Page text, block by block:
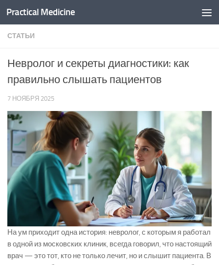
Перейти к содержимому
Practical Medicine
СТАТЬИ
Невролог и секреты диагностики: как
правильно слышать пациентов
7 НОЯБРЯ 2025
На ум приходит одна история: невролог, с которым я работал
в одной из московских клиник, всегда говорил, что настоящий
врач — это тот, кто не только лечит, но и слышит пациента. В